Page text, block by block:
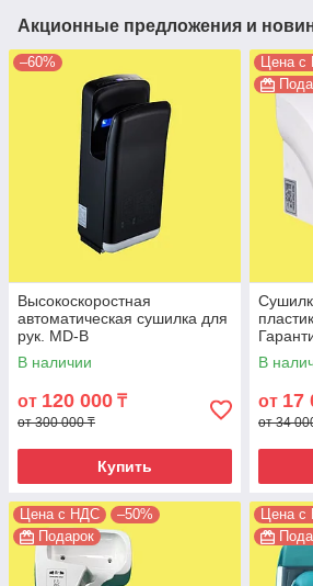
Акционные предложения и
–60%
Высокоскоростная
автоматическая сушилка для
рук. MD-B
В наличии
от 120 000 ₸
от 300 000 ₸
Купить
Цена
В
от 17
от 34
Цена с НДС
–50%
Подарок
Цена